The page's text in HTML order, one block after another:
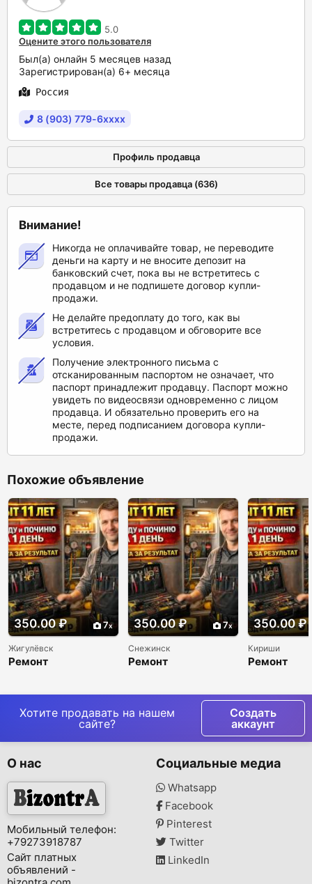
5.0
Оцените этого пользователя
Был(а) онлайн 5 месяцев назад
Зарегистрирован(а) 6+ месяца
Россия
8 (903) 779-6xxxx
Профиль продавца
Все товары продавца (636)
Внимание!
Никогда не оплачивайте товар, не переводите
деньги на карту и не вносите депозит на
банковский счет, пока вы не встретитесь с
продавцом и не подпишете договор купли-
продажи.
Не делайте предоплату до того, как вы
встретитесь с продавцом и обговорите все
условия.
Получение электронного письма с
отсканированным паспортом не означает, что
паспорт принадлежит продавцу. Паспорт можно
увидеть по видеосвязи одновременно с лицом
продавца. И обязательно проверить его на
месте, перед подписанием договора купли-
продажи.
Похожие объявление
350.00 ₽ 7
Жигулёвск
Ремонт
недорого
350.00 ₽ 7
Снежинск
Ремонт
недорого
350.00 ₽
Кириши
Ремонт
недорого
Хотите продавать на нашем
сайте?
Создать
аккаунт
О нас
Мобильный телефон:
+79273918787
Сайт платных
объявлений -
Социальные медиа
Whatsapp
Facebook
Pinterest
Twitter
LinkedIn